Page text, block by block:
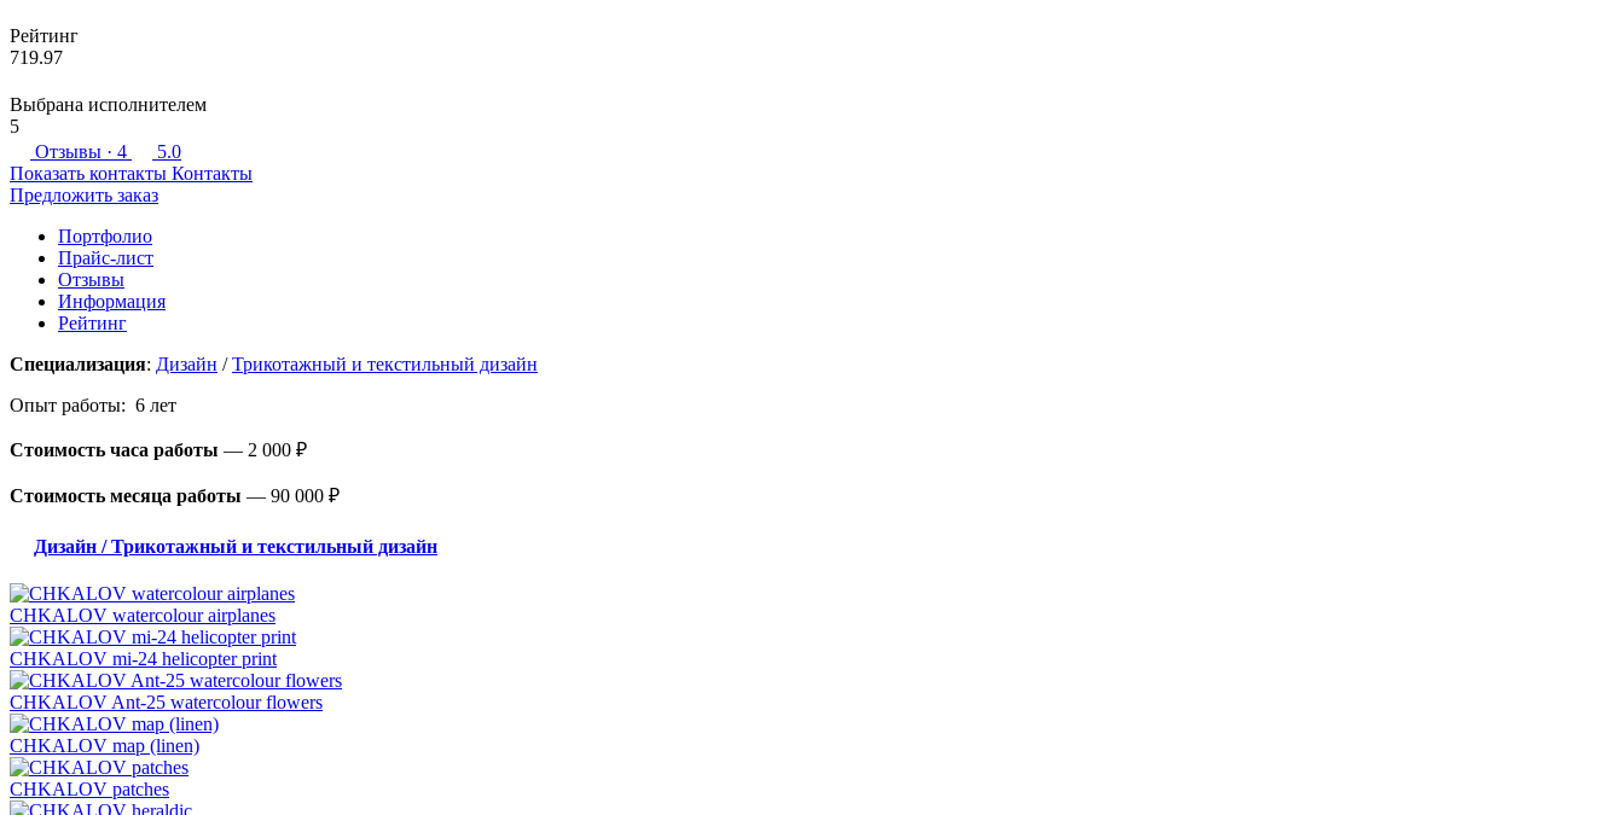
Рейтинг
719.97
Выбрана исполнителем
5
Отзывы · 4
5.0
Показать контакты Контакты
Предложить заказ
Портфолио
Прайс-лист
Отзывы
Информация
Рейтинг
Специализация: Дизайн /Трикотажный и текстильный дизайн
Опыт работы: 6 лет
Стоимость часа работы — 2 000 ₽
Стоимость месяца работы — 90 000 ₽
Дизайн / Трикотажный и текстильный дизайн
CHKALOV watercolour airplanes
CHKALOV mi-24 helicopter print
CHKALOV Ant-25 watercolour flowers
CHKALOV map (linen)
CHKALOV patches